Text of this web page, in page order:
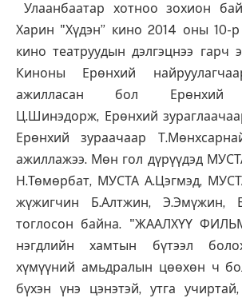
Улаанбаатар хотноо зохион
Харин "Хүдэн” кино 2014 оны 10-
кино театруудын дэлгэцнээ гарч
Киноны Ерөнхий
ажилласан бол Ерөнхий
Ц.Шинэдорж, Ерөнхий
Ерөнхий зураачаар
ажиллажээ. Мөн гол дүрүүдэд
Н.Төмөрбат, МУСТА А.Цэгмэд,
жүжигчин Б.Алтжин, Э.Эмүжин,
тоглосон байна. "ЖААЛХҮҮ
нэгдлийн хамтын бүтээл
хүмүүний амьдралын цөөхөн ч
бүхэн үнэ цэнэтэй, утга